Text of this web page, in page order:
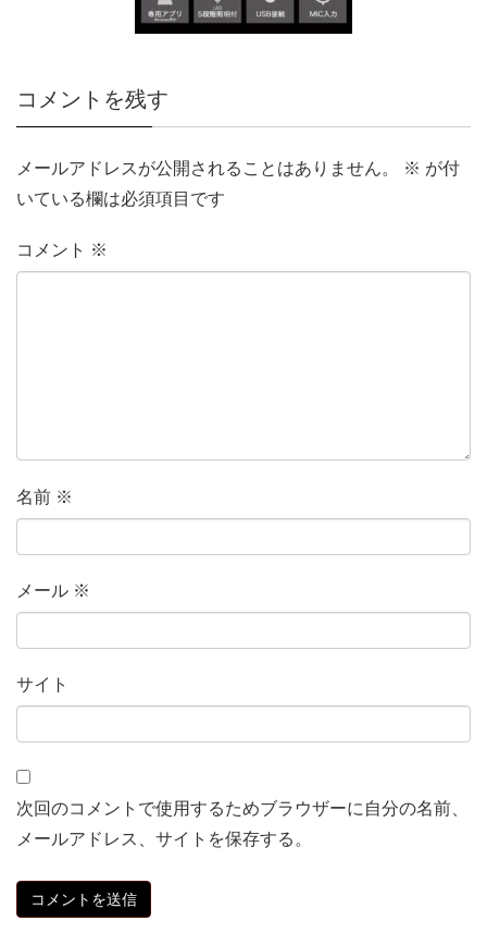
コメントを残す
メールアドレスが公開されることはありません。 ※ が付
いている欄は必須項目です
コメント ※
名前 ※
メール ※
サイト
次回のコメントで使用するためブラウザーに自分の名前、
メールアドレス、サイトを保存する。